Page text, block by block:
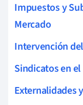
Impuestos y
Mercado
Intervención
Sindicatos en
Externalidades